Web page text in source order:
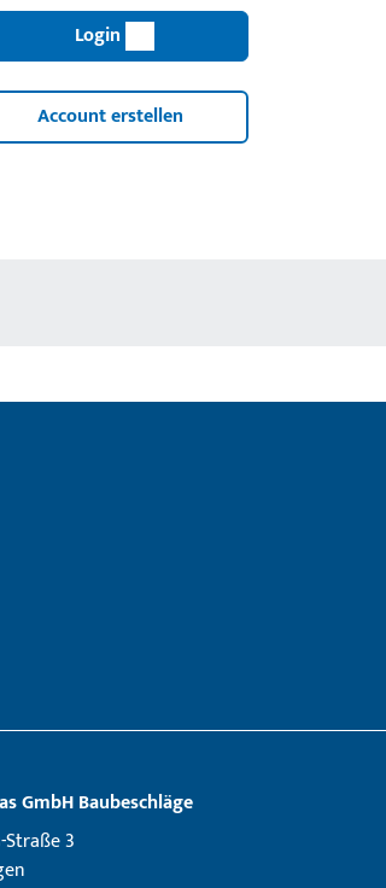
Login
Account erstellen
GmbH Baubeschläge
3